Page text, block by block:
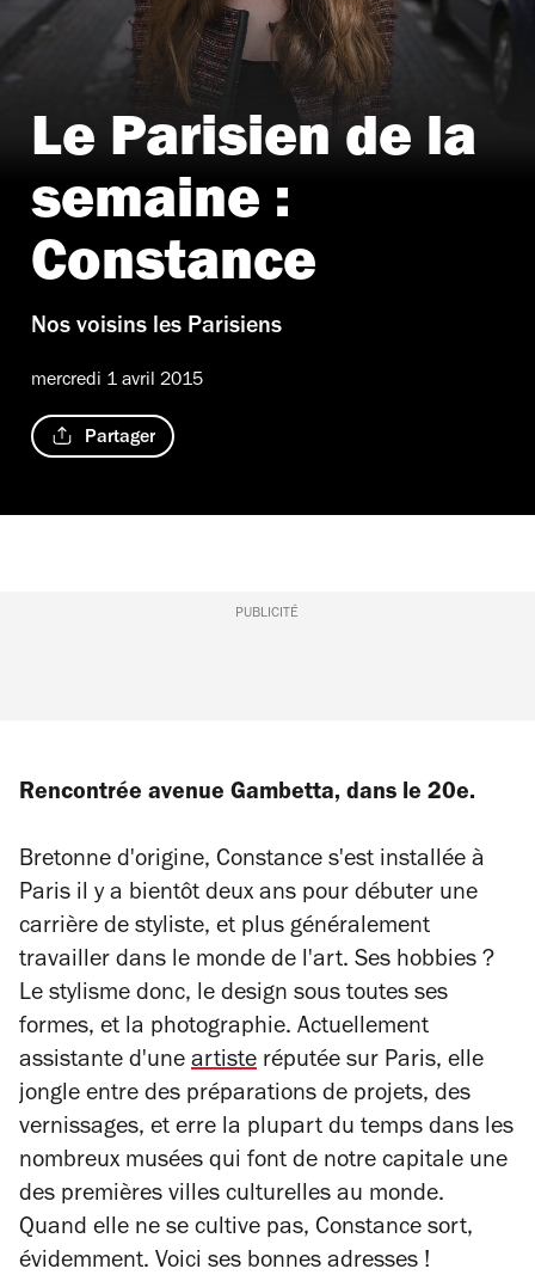
Le Parisien de la
semaine :
Constance
Nos voisins les Parisiens
mercredi 1 avril 2015
Partager
PUBLICITÉ
Rencontrée avenue Gambetta, dans le 20e.
Bretonne d'origine, Constance s'est installée à
Paris il y a bientôt deux ans pour débuter une
carrière de styliste, et plus généralement
travailler dans le monde de l'art. Ses hobbies ?
Le stylisme donc, le design sous toutes ses
formes, et la photographie. Actuellement
assistante d'une artiste réputée sur Paris, elle
jongle entre des préparations de projets, des
vernissages, et erre la plupart du temps dans les
nombreux musées qui font de notre capitale une
des premières villes culturelles au monde.
Quand elle ne se cultive pas, Constance sort,
évidemment. Voici ses bonnes adresses !